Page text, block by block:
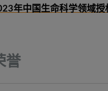
年中国生命科学领域授
誉